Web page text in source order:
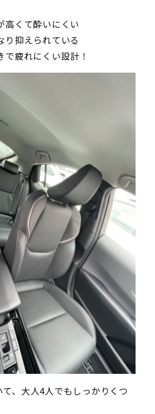
高くて酔いにくい
り抑えられている
で疲れにくい設計！
、大人4人でもしっかりくつ